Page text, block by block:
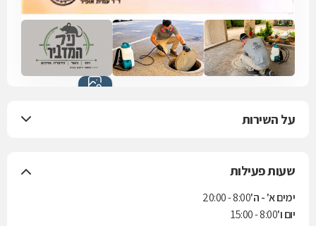
על השירות
שעות פעילות
ימים א' - ה'8:00 - 20:00
יום ו'8:00 - 15:00